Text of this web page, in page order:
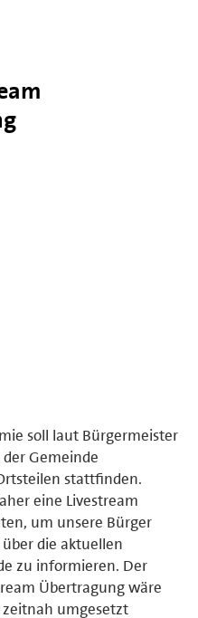
soll laut Bürgermeister
Gemeinde
stattfinden.
eine Livestream
um unsere Bürger
die aktuellen
zu informieren. Der
Übertragung wäre
umgesetzt